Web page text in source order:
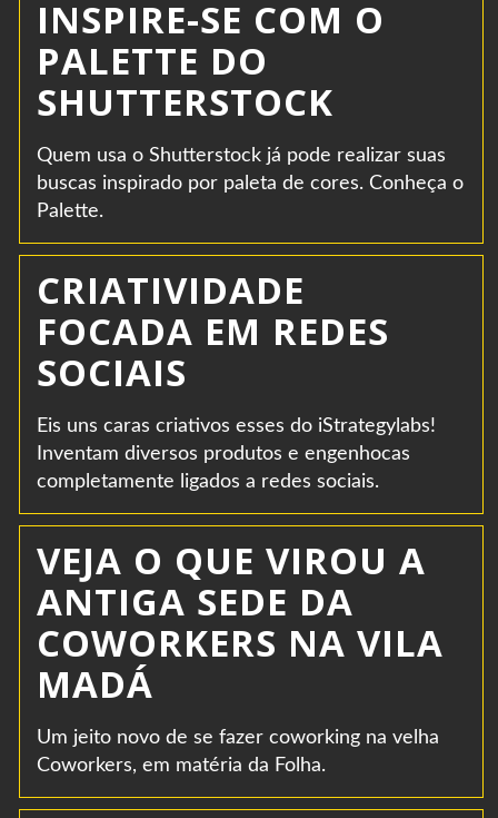
INSPIRE-SE COM O
PALETTE DO
SHUTTERSTOCK
Quem usa o Shutterstock já pode realizar suas
buscas inspirado por paleta de cores. Conheça o
Palette.
CRIATIVIDADE
FOCADA EM REDES
SOCIAIS
Eis uns caras criativos esses do iStrategylabs!
Inventam diversos produtos e engenhocas
completamente ligados a redes sociais.
VEJA O QUE VIROU A
ANTIGA SEDE DA
COWORKERS NA VILA
MADÁ
Um jeito novo de se fazer coworking na velha
Coworkers, em matéria da Folha.